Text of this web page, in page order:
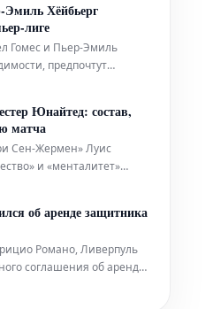
колена, что вынуждает
свои
Де Йонга требует
Эмиль Хёйбьерг
лиге
Гомес и Пьер-Эмиль
предпочтут
в английской Премьер-
варианты перехода в
Англии. Информация
из
Юнайтед: состав,
матча
Сен-Жермен» Луис
и «менталитет»
ко второму
Лиги чемпионов
Юнайтед» в Гётеборге.
со
об аренде защитника
Романо, Ливерпуль
соглашения об аренде
Это решение